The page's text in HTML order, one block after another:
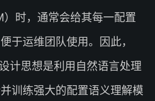
时，通常会给其每一配置
于运维团队使用。因此，
计思想是利用自然语言处理
训练强大的配置语义理解模